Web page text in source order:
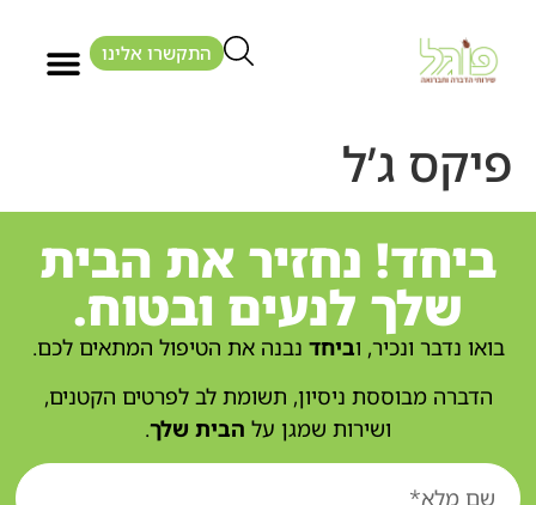
התקשרו אלינו
פיקס ג’ל
ביחד! נחזיר את הבית
שלך לנעים ובטוח.
בואו נדבר ונכיר, וביחד נבנה את הטיפול המתאים לכם.
הדברה מבוססת ניסיון, תשומת לב לפרטים הקטנים,
ושירות שמגן על הבית שלך.